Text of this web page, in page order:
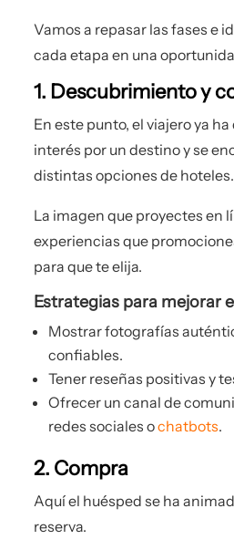
Vamos a repasar las fases e
cada etapa en una
1. Descubrimiento y
En este punto, el viajero ya
interés por un destino y se
distintas opciones de hoteles.
La imagen que proyectes en
experiencias que
para que te elija.
Estrategias para mejorar
Mostrar fotografías
confiables.
Tener reseñas positivas y
Ofrecer un canal de
redes sociales ochatbots.
2. Compra
Aquí el huésped se ha
reserva.